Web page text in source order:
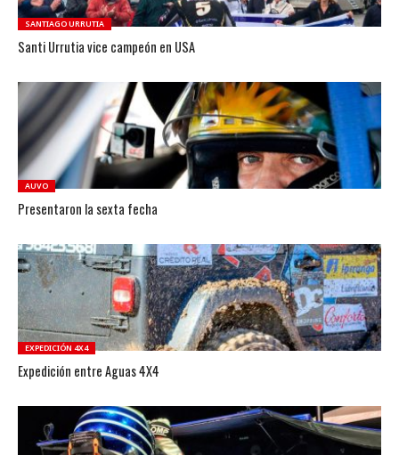
SANTIAGO URRUTIA
Santi Urrutia vice campeón en USA
AUVO
Presentaron la sexta fecha
EXPEDICIÓN 4X4
Expedición entre Aguas 4X4